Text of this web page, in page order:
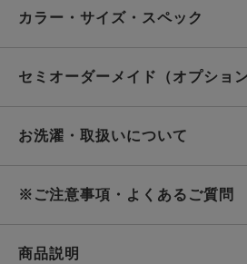
カラー・サイズ・スペック
セミオーダーメイド（オプショ
お洗濯・取扱いについて
※ご注意事項・よくあるご質問
商品説明